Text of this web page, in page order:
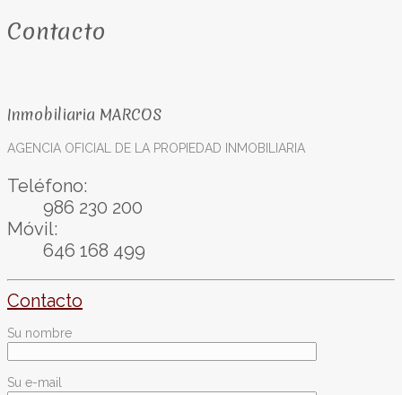
Contacto
Inmobiliaria MARCOS
AGENCIA OFICIAL DE LA PROPIEDAD INMOBILIARIA
Teléfono:
986 230 200
Móvil:
646 168 499
Contacto
Su nombre
Su e-mail